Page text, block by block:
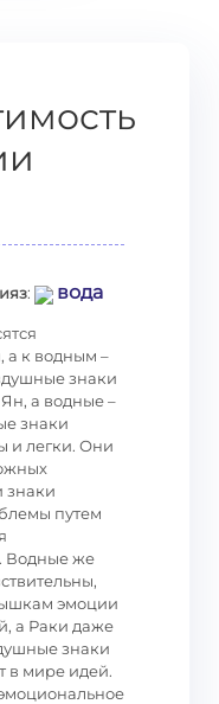
: вода
а к водным –
знаки
а водные –
знаки
и легки. Они
знаки
путем
Водные же
эмоции
а Раки даже
знаки
в мире идей.